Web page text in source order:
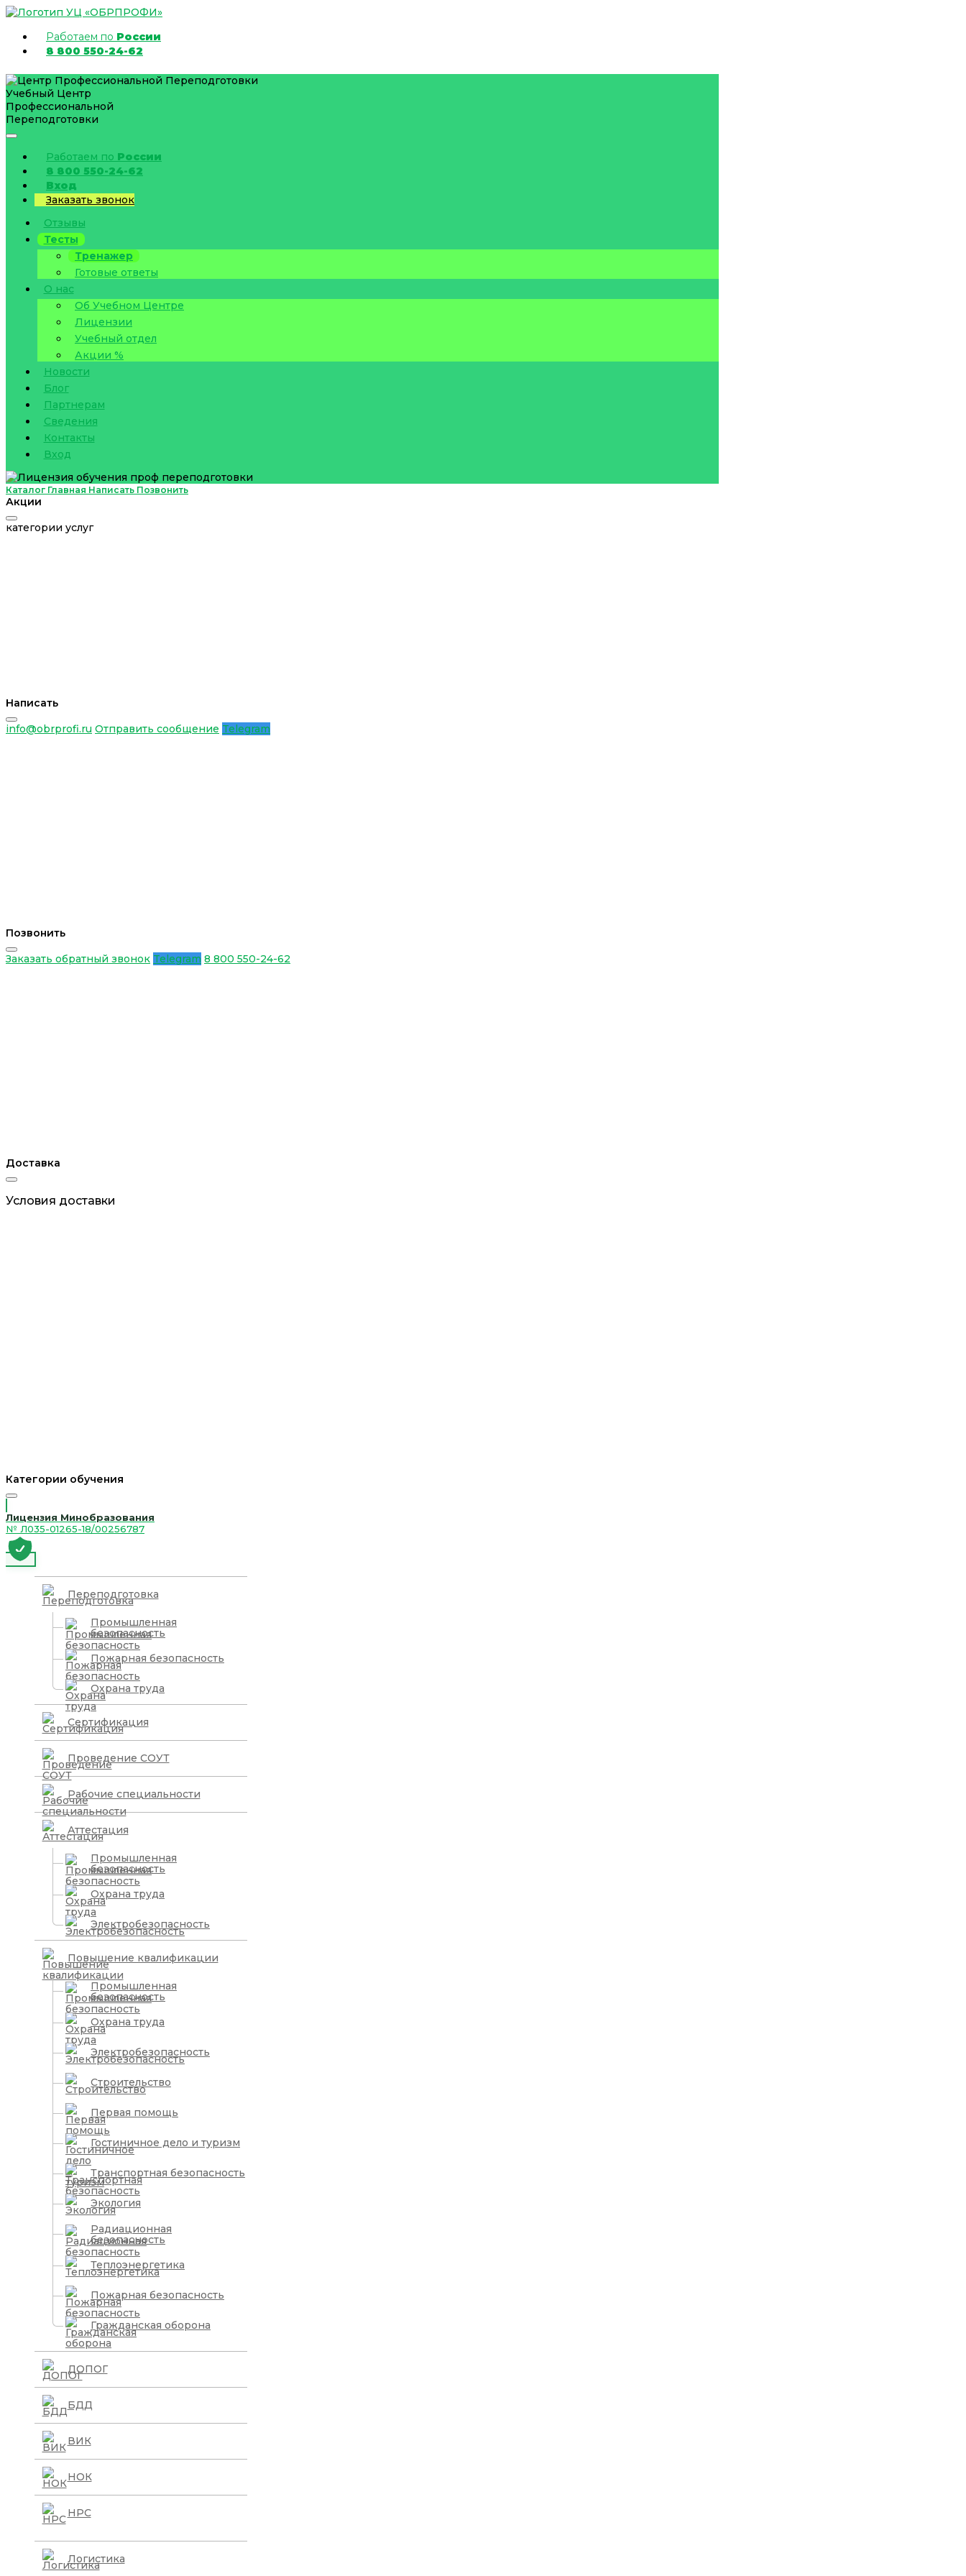
Работаем по России
8 800 550-24-62
Учебный Центр
Профессиональной
Переподготовки
Работаем по России
8 800 550-24-62
Вход
Заказать звонок
Отзывы
Тесты
Тренажер
Готовые ответы
О нас
Об Учебном Центре
Лицензии
Учебный отдел
Акции %
Новости
Блог
Партнерам
Сведения
Контакты
Вход
Каталог Главная Написать Позвонить
Акции
категории услуг
Написать
info@obrprofi.ru Отправить сообщение Telegram
Позвонить
Заказать обратный звонок Telegram 8 800 550-24-62
Доставка
Условия доставки
Категории обучения
Лицензия Минобразования
№ Л035-01265-18/00256787
Переподготовка
Промышленная
безопасность
Пожарная безопасность
Охрана труда
Сертификация
Проведение СОУТ
Рабочие специальности
Аттестация
Промышленная
безопасность
Охрана труда
Электробезопасность
Повышение квалификации
Промышленная
безопасность
Охрана труда
Электробезопасность
Строительство
Первая помощь
Гостиничное дело и туризм
Транспортная безопасность
Экология
Радиационная
безопасность
Теплоэнергетика
Пожарная безопасность
Гражданская оборона
ДОПОГ
БДД
ВИК
НОК
НРС
Логистика